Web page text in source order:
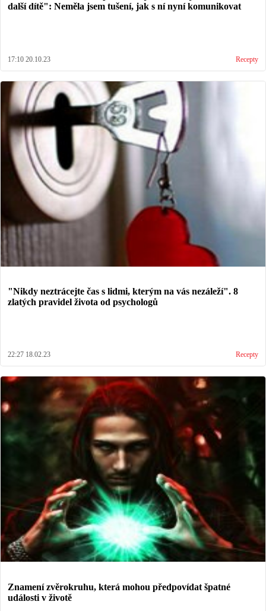
další dítě": Neměla jsem tušení, jak s ní nyní komunikovat
17:10 20.10.23 Recepty
"Nikdy neztrácejte čas s lidmi, kterým na vás nezáleží". 8
zlatých pravidel života od psychologů
22:27 18.02.23 Recepty
Znamení zvěrokruhu, která mohou předpovídat špatné
události v životě